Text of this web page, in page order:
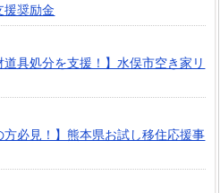
援奨励金
道具処分を支援！】水俣市空き家リ
方必見！】熊本県お試し移住応援事